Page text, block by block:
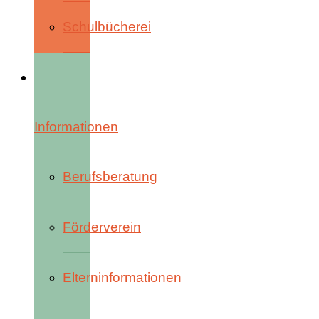
Schulbücherei
Informationen
Berufsberatung
Förderverein
Elterninformationen